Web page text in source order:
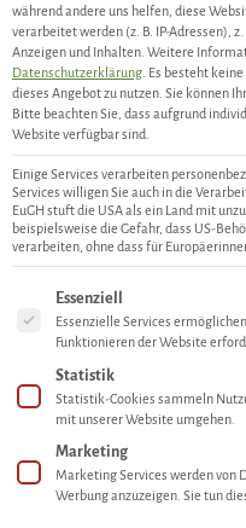
während andere uns helfen, diese
verarbeitet werden (z. B. IP-Adressen),
Anzeigen und Inhalten. Weitere
Datenschutzerklärung Es besteht
dieses Angebot zu nutzen. Sie können
Bitte beachten Sie, dass aufgrund
Website verfügbar sind.
Einige Services verarbeiten
Services willigen Sie auch in die
EuGH stuft die USA als ein Land mit
beispielsweise die Gefahr, dass US-
verarbeiten, ohne dass für
Es folgt eine Liste der
Essenziell
Essenzielle Services
Funktionieren der Website
Statistik
Statistik-Cookies sammeln
mit unserer Website umgehen.
Marketing
Marketing Services werden von
Werbung anzuzeigen. Sie tun